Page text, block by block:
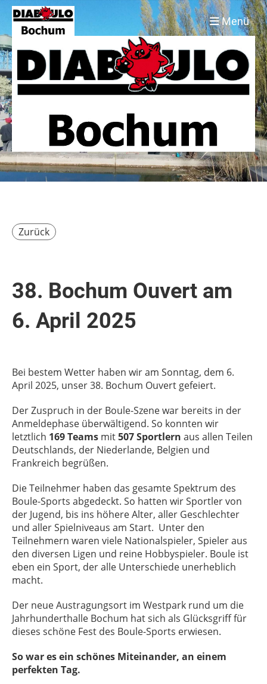
Menü
Zurück
38. Bochum Ouvert am
6. April 2025
Bei bestem Wetter haben wir am Sonntag, dem 6.
April 2025, unser 38. Bochum Ouvert gefeiert.
Der Zuspruch in der Boule-Szene war bereits in der
Anmeldephase überwältigend. So konnten wir
letztlich 169 Teams mit507 Sportlern aus allen Teilen
Deutschlands, der Niederlande, Belgien und
Frankreich begrüßen.
Die Teilnehmer haben das gesamte Spektrum des
Boule-Sports abgedeckt. So hatten wir Sportler von
der Jugend, bis ins höhere Alter, aller Geschlechter
und aller Spielniveaus am Start. Unter den
Teilnehmern waren viele Nationalspieler, Spieler aus
den diversen Ligen und reine Hobbyspieler. Boule ist
eben ein Sport, der alle Unterschiede unerheblich
macht.
Der neue Austragungsort im Westpark rund um die
Jahrhunderthalle Bochum hat sich als Glücksgriff für
dieses schöne Fest des Boule-Sports erwiesen.
So war es ein schönes Miteinander, an einem
perfekten Tag.